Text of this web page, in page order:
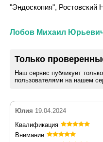
"Эндоскопия", Ростовский
Лобов Михаил
Только
Наш сервис публикует
пользователями на нашем
Юлия 19.04.2024
Квалификация
Внимание